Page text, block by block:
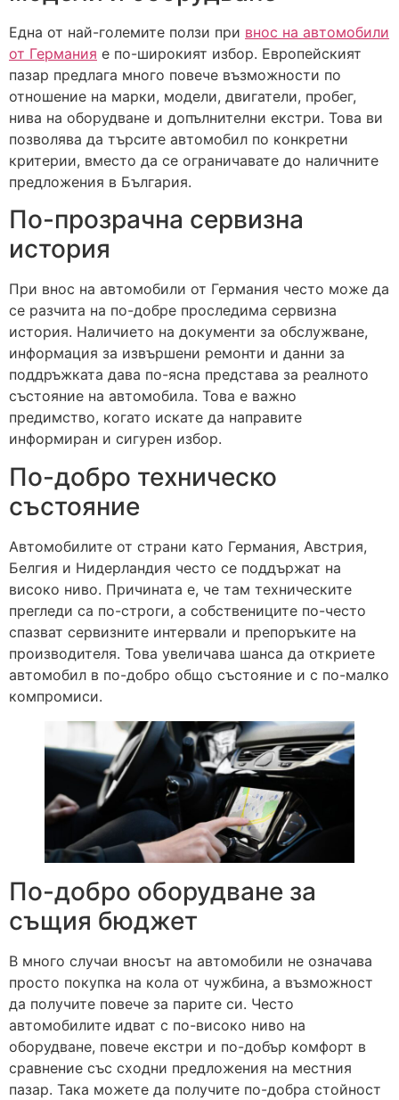
Една от най-големите ползи при внос на автомобили
от Германия е по-широкият избор. Европейският
пазар предлага много повече възможности по
отношение на марки, модели, двигатели, пробег,
нива на оборудване и допълнителни екстри. Това ви
позволява да търсите автомобил по конкретни
критерии, вместо да се ограничавате до наличните
предложения в България.
По-прозрачна сервизна
история
При внос на автомобили от Германия често може да
се разчита на по-добре проследима сервизна
история. Наличието на документи за обслужване,
информация за извършени ремонти и данни за
поддръжката дава по-ясна представа за реалното
състояние на автомобила. Това е важно
предимство, когато искате да направите
информиран и сигурен избор.
По-добро техническо
състояние
Автомобилите от страни като Германия, Австрия,
Белгия и Нидерландия често се поддържат на
високо ниво. Причината е, че там техническите
прегледи са по-строги, а собствениците по-често
спазват сервизните интервали и препоръките на
производителя. Това увеличава шанса да откриете
автомобил в по-добро общо състояние и с по-малко
компромиси.
По-добро оборудване за
същия бюджет
В много случаи вносът на автомобили не означава
просто покупка на кола от чужбина, а възможност
да получите повече за парите си. Често
автомобилите идват с по-високо ниво на
оборудване, повече екстри и по-добър комфорт в
сравнение със сходни предложения на местния
пазар. Така можете да получите по-добра стойност